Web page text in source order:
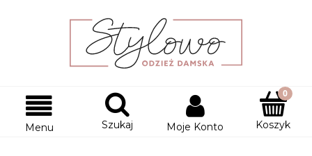
Menu Szukaj Moje Konto Koszyk